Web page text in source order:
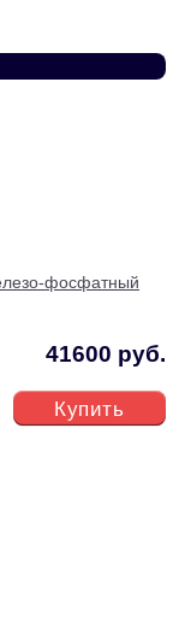
фосфатный
41600 руб.
Купить